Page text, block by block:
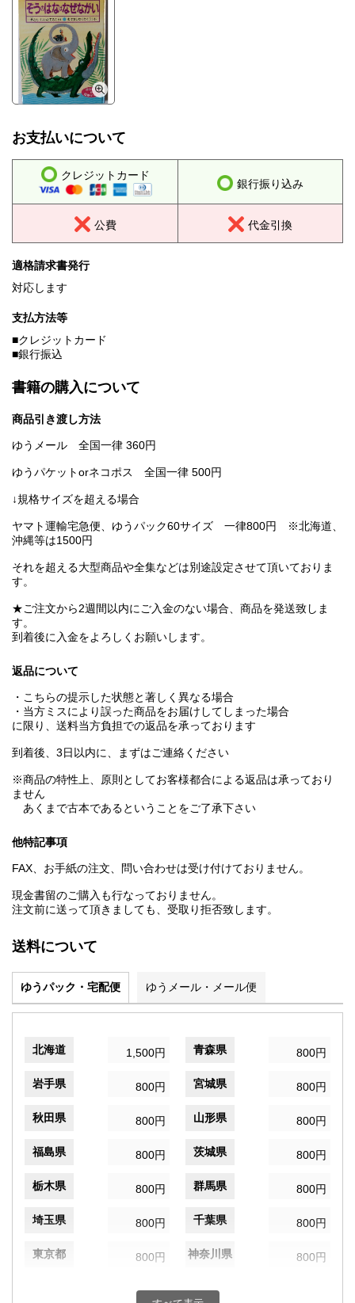
お支払いについて
クレジットカード
銀行振り込み
公費 代金引換
適格請求書発行
対応します
支払方法等
■クレジットカード
■銀行振込
書籍の購入について
商品引き渡し方法
ゆうメール 全国一律 360円
ゆうパケットorネコポス 全国一律 500円
↓規格サイズを超える場合
ヤマト運輸宅急便、ゆうパック60サイズ 一律800円 ※北海道、
沖縄等は1500円
それを超える大型商品や全集などは別途設定させて頂いておりま
す。
★ご注文から2週間以内にご入金のない場合、商品を発送致しま
す。
到着後に入金をよろしくお願いします。
返品について
・こちらの提示した状態と著しく異なる場合
・当方ミスにより誤った商品をお届けしてしまった場合
に限り、送料当方負担での返品を承っております
到着後、3日以内に、まずはご連絡ください
※商品の特性上、原則としてお客様都合による返品は承っており
ません
あくまで古本であるということをご了承下さい
他特記事項
FAX、お手紙の注文、問い合わせは受け付けておりません。
現金書留のご購入も行なっておりません。
注文前に送って頂きましても、受取り拒否致します。
送料について
ゆうパック・宅配便 ゆうメール・メール便
北海道 1,500円 青森県 800円
岩手県 800円 宮城県 800円
秋田県 800円 山形県 800円
福島県 800円 茨城県 800円
栃木県 800円 群馬県 800円
埼玉県 800円 千葉県 800円
東京都 800円 神奈川県 800円
800円 富山県